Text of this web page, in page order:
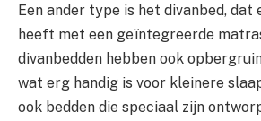
Een ander type is het divanbed, dat
heeft met een geïntegreerde
divanbedden hebben ook
wat erg handig is voor kleinere
ook bedden die speciaal zijn